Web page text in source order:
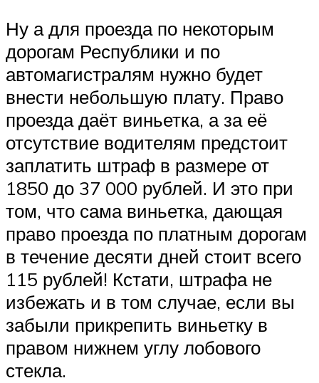
Ну а для проезда по некоторым
дорогам Республики и по
автомагистралям нужно будет
внести небольшую плату. Право
проезда даёт виньетка, а за её
отсутствие водителям предстоит
заплатить штраф в размере от
1850 до 37 000 рублей. И это при
том, что сама виньетка, дающая
право проезда по платным дорогам
в течение десяти дней стоит всего
115 рублей! Кстати, штрафа не
избежать и в том случае, если вы
забыли прикрепить виньетку в
правом нижнем углу лобового
стекла.